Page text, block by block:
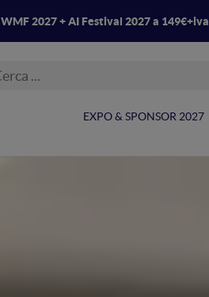
WMF 2027 + AI Festival 2027 a 149€+iva
EXPO & SPONSOR 2027